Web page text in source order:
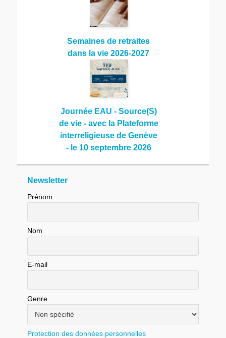
Semaines de retraites
dans la vie 2026-2027
Journée EAU - Source(S)
de vie - avec la Plateforme
interreligieuse de Genève
- le 10 septembre 2026
Newsletter
Prénom
Nom
E-mail
Genre
Protection des données personnelles